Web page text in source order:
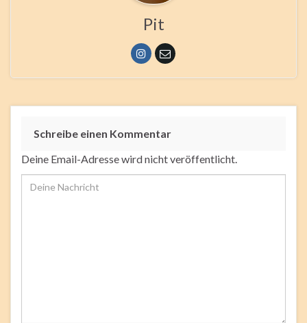
Pit
Schreibe einen Kommentar
Deine Email-Adresse wird nicht veröffentlicht.